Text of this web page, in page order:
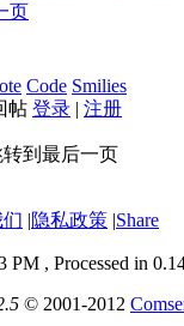
页
Code Smilies
帖 登录 | 注册
转到最后一页
|隐私政策 |Share
PM , Processed in
© 2001-2012